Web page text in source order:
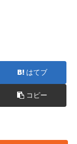
はてブ
コピー